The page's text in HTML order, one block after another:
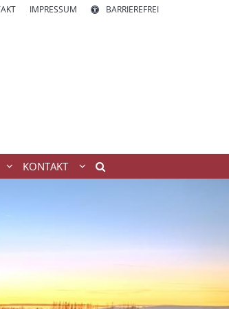
IMPRESSUM BARRIEREFREI
KONTAKT